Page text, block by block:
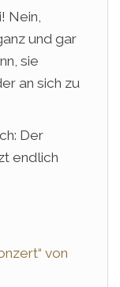
Nein,
und gar
sie
an sich zu
Der
endlich
von